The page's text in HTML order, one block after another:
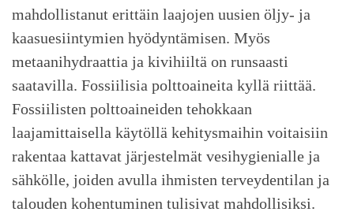
mahdollistanut erittäin laajojen uusien öljy- ja
kaasuesiintymien hyödyntämisen. Myös
metaanihydraattia ja kivihiiltä on runsaasti
saatavilla. Fossiilisia polttoaineita kyllä riittää.
Fossiilisten polttoaineiden tehokkaan
laajamittaisella käytöllä kehitysmaihin voitaisiin
rakentaa kattavat järjestelmät vesihygienialle ja
sähkölle, joiden avulla ihmisten terveydentilan ja
talouden kohentuminen tulisivat mahdollisiksi.